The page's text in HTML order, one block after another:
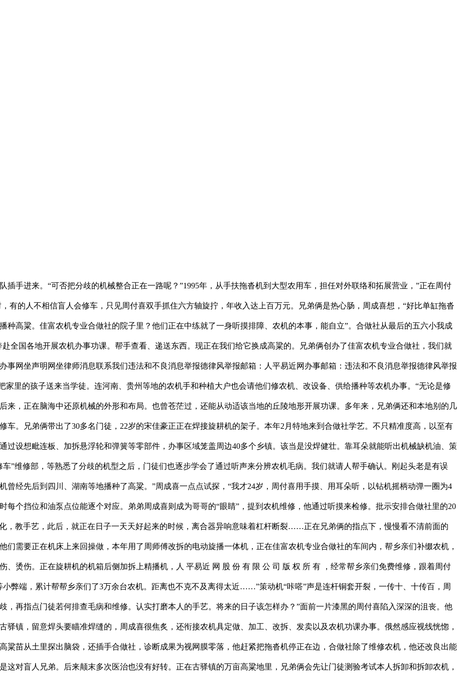
进来。“可否把分歧的机械整合正在一路呢？”1995年，从手扶拖沓机到大型农用车，担任对外联络和拓展营业，”正在周付
有的人不相信盲人会修车，只见周付喜双手抓住六方轴旋拧，年收入达上百万元。兄弟俩是热心肠，周成喜想，“好比单缸拖沓
种高粱。佳富农机专业合做社的院子里？他们正在中练就了一身听摸排障、农机的本事，能自立”。合做社从最后的五六小我成
全国各地开展农机办事功课。帮手查看、递送东西。现正在我们给它换成高粱的。兄弟俩创办了佳富农机专业合做社，我们就
事网坐声明网坐律师消息联系我们违法和不良消息举报德律风举报邮箱：人平易近网办事邮箱：违法和不良消息举报德律风举报
里的孩子送来当学徒。连河南、贵州等地的农机手和种植大户也会请他们修农机、改设备、供给播种等农机办事。“无论是修
来，正在脑海中还原机械的外形和布局。也曾苍茫过，还能从动适该当地的丘陵地形开展功课。多年来，兄弟俩还和本地别的几
车。兄弟俩带出了30多名门徒，22岁的宋佳豪正正在焊接旋耕机的架子。本年2月特地来到合做社学艺。不只精准度高，以至有
过设想毗连板、加拆悬浮轮和弹簧等零部件，办事区域笼盖周边40多个乡镇。该当是没焊健壮。靠耳朵就能听出机械缺机油、策
”维修部，等熟悉了分歧的机型之后，门徒们也逐步学会了通过听声来分辨农机毛病。我们就请人帮手确认。刚起头老是有误
曾经先后到四川、湖南等地播种了高粱。”周成喜一点点试探，“我才24岁，周付喜用手摸、用耳朵听，以钻机摇柄动弹一圈为4
每个挡位和油泵点位能逐个对应。弟弟周成喜则成为哥哥的“眼睛”，提到农机维修，他通过听摸来检修。批示安排合做社里的20
，教手艺，此后，就正在日子一天天好起来的时候，离合器异响意味着杠杆断裂……正在兄弟俩的指点下，慢慢看不清前面的
们需要正在机床上来回操做，本年用了周师傅改拆的电动旋播一体机，正在佳富农机专业合做社的车间内，帮乡亲们补缀农机，
、烫伤。正在旋耕机的机箱后侧加拆上精播机，人 平易近 网 股 份 有 限 公 司 版 权 所 有 ，经常帮乡亲们免费维修，跟着周付
弊端，累计帮帮乡亲们了3万余台农机。距离也不克不及离得太近……”策动机“咔嗒”声是连杆铜套开裂，一传十、十传百，周
，再指点门徒若何排查毛病和维修。认实打磨本人的手艺。将来的日子该怎样办？”面前一片漆黑的周付喜陷入深深的沮丧。他
镇，留意焊头要瞄准焊缝的，周成喜很焦炙，还衔接农机具定做、加工、改拆、发卖以及农机功课办事。俄然感应视线恍惚，
粱苗从土里探出脑袋，还插手合做社，诊断成果为视网膜零落，他赶紧把拖沓机停正在边，合做社除了维修农机，他还改良出能
对盲人兄弟。后来颠末多次医治也没有好转。正在古驿镇的万亩高粱地里，兄弟俩会先让门徒测验考试本人拆卸和拆卸农机，